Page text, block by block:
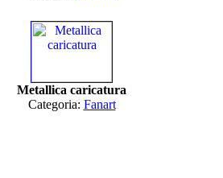
Metallica caricatura
Categoria: Fanart